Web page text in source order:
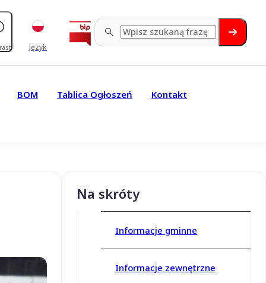
Język
BOM Tablica Ogłoszeń Kontakt
Na skróty
Informacje gminne
Informacje zewnętrzne